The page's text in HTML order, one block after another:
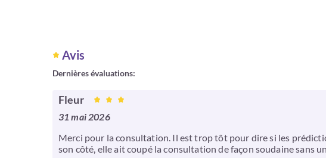
Avis
Dernières évaluations:
Fleur
31 mai 2026
Merci pour la consultation. Il est trop tôt pour dire si les
son côté, elle ait coupé la consultation de façon soudaine sans